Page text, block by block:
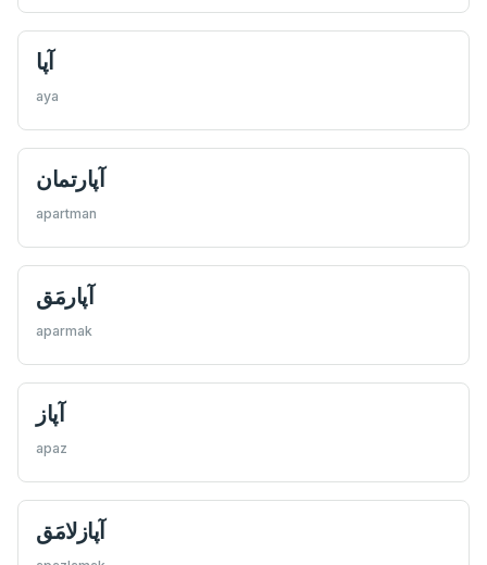
آپا
aya
آپارتمان
apartman
آپارمَق
aparmak
آپاز
apaz
آپازلامَق